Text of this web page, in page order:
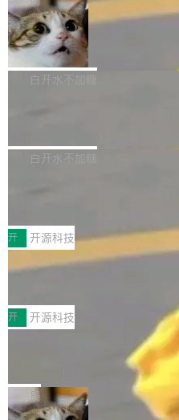
aDB 捕获 commit 之间的每一次
bet、微软以及 Meta 等传统科技
ceXAI的资金消耗速度尤为引人瞩
撑庞大支出的资金来源却呈现出
貌。数据显示，微软和 Meta 主
1.2，驱动这个 agent 的新模型。
你可以用 curl -fsSL https://
sh | bash 安装一个能在大项目
代码、验证结果的 AI 终端工具
个主 agent 循环，外加一组后台
美团开源 LoHoSearch，用知
准 AI 能力认知
机器出题的前提，是让机器拥有
构建流程可以分为四个环节：建
白开水不加糖
库，并将作为transport接入
MPComm将作为一种传输引擎接
ENT，实现零拷贝传输性能提升
传输性能最高提升5倍。UCL-
于自研UCL-Engine通信引擎，
持续开源更多基于UCL-Engine
件。 腾讯网平团队在UCL-
个独立于业务线程的全局通信引
白开水不加糖
型案例入选名单》，深信服“面向
开源 AI 编程平台 CoStrict 应用”
创新与落地成效成功入选。 全链
助力企业AI研发安全落地 当前
经开始引入 AI Coding 工具，通
型或企业内部部署模型提升研发
Coding 从个人辅助工具逐步走
级应用，企业在规模化落地过程
可控性和代码质量提出了更高要
安全与合规要求。对于大多数普
开 开源科技
深信服AI算力网关入选工信部
前不久，工业和信息化部正式发
智能应用典型案例名单》，集中
各领域的应用成果，覆盖技术底
产品应用、支撑保障、专题等五
AI算力网关（AI创新平台）成功
各业的Agent走向规模化建设，
渐丰富，用户关注的重点也在发
开 开源科技
Jeff Dean 离开 Google：一
束，一个实验室的开始
Google 员工编号 20。
Bigtable 作者之一。
Gemini 的架构师。Google 首席
局